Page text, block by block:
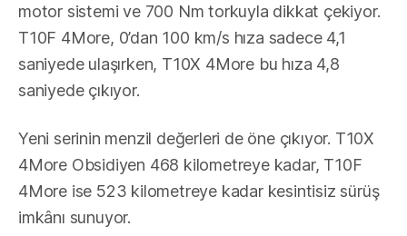
motor sistemi ve 700 Nm torkuyla dikkat çekiyor.
T10F 4More, 0’dan 100 km/s hıza sadece 4,1
saniyede ulaşırken, T10X 4More bu hıza 4,8
saniyede çıkıyor.
Yeni serinin menzil değerleri de öne çıkıyor. T10X
4More Obsidiyen 468 kilometreye kadar, T10F
4More ise 523 kilometreye kadar kesintisiz sürüş
imkânı sunuyor.